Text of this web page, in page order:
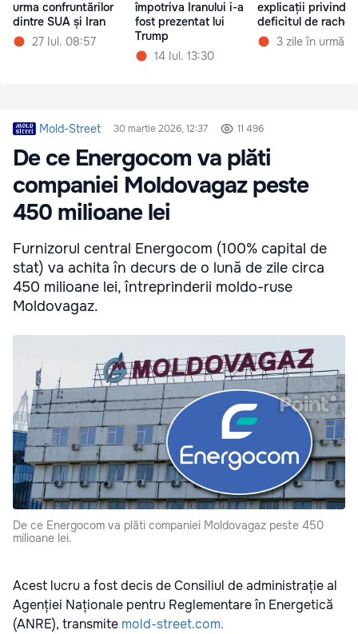
urma confruntărilor
dintre SUA și Iran
27 Iul. 08:57
împotriva Iranului i-a
fost prezentat lui
Trump
14 Iul. 13:30
explicații privind
deficitul de
3 zile în urmă
Mold-Street 30 martie 2026, 12:37 11 496
De ce Energocom va plăti
companiei Moldovagaz peste
450 milioane lei
Furnizorul central Energocom (100% capital de
stat) va achita în decurs de o lună de zile circa
450 milioane lei, întreprinderii moldo-ruse
Moldovagaz.
De ce Energocom va plăti companiei Moldovagaz peste 450
milioane lei.
Acest lucru a fost decis de Consiliul de administrație al
Agenției Naționale pentru Reglementare în Energetică
(ANRE), transmite mold-street.com.